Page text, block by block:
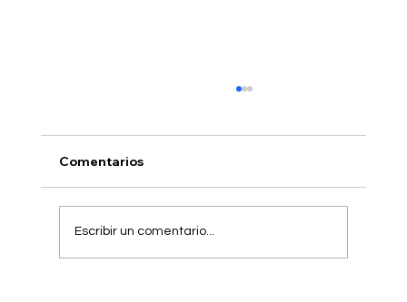
Comentarios
Escribir un comentario...